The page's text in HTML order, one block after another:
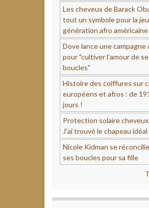
Les cheveux de Barack
tout un symbole pour la
génération afro américaine
Dove lance une campagne
pour "cultiver l'amour de
boucles"
Histoire des coiffures sur
européens et afros : de
jours !
Protection solaire
J'ai trouvé le chapeau idéal
Nicole Kidman se
ses boucles pour sa fille